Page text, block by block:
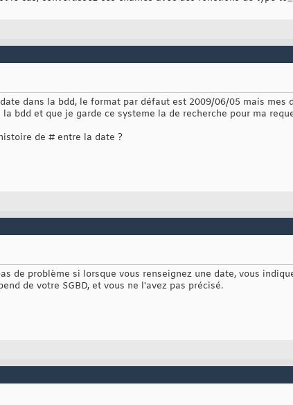
dans la bdd, le format par défaut est 2009/06/05 mais
bdd et que je garde ce systeme la de recherche pour ma
de # entre la date ?
de problème si lorsque vous renseignez une date, vous
de votre SGBD, et vous ne l'avez pas précisé.